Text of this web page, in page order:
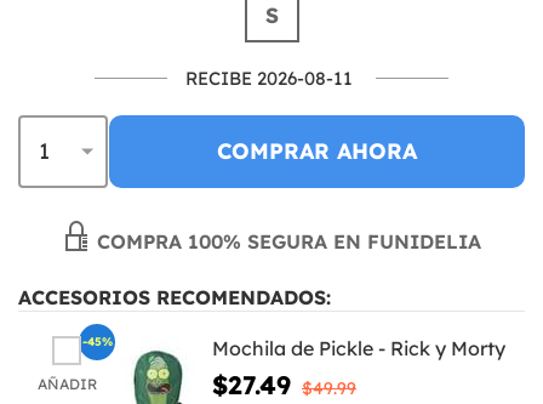
S
RECIBE 2026-08-11
COMPRAR AHORA
COMPRA 100% SEGURA EN FUNIDELIA
ACCESORIOS RECOMENDADOS:
AÑADIR
Mochila de Pickle - Rick y Morty
$27.49 $49.99
-45%